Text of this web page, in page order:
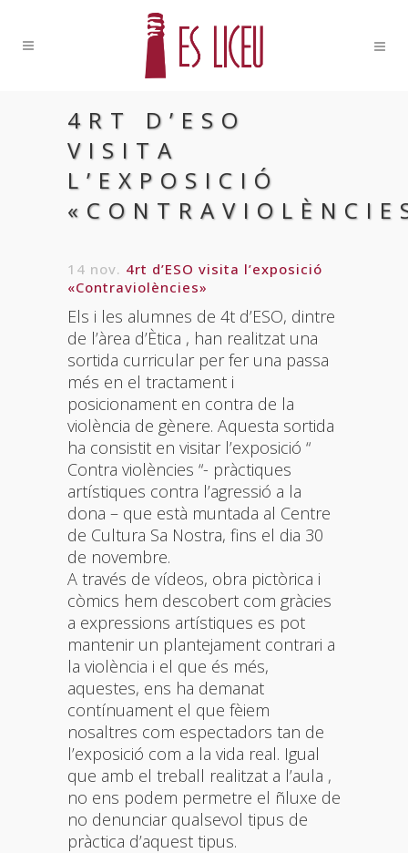
4RT D’ESO
VISITA
L’EXPOSICIÓ
14 nov. 4rt d’ESO visita l’exposició
«Contraviolències»
Els i les alumnes de 4t d’ESO, dintre
de l’àrea d’Ètica , han realitzat una
sortida curricular per fer una passa
més en el tractament i
posicionament en contra de la
violència de gènere. Aquesta sortida
ha consistit en visitar l’exposició “
Contra violències “- pràctiques
artístiques contra l’agressió a la
dona – que està muntada al Centre
de Cultura Sa Nostra, fins el dia 30
de novembre.
A través de vídeos, obra pictòrica i
còmics hem descobert com gràcies
a expressions artístiques es pot
mantenir un plantejament contrari a
la violència i el que és més,
aquestes, ens ha demanat
contínuament el que fèiem
nosaltres com espectadors tan de
l’exposició com a la vida real. Igual
que amb el treball realitzat a l’aula ,
no ens podem permetre el ñluxe de
no denunciar qualsevol tipus de
pràctica d’aquest tipus.